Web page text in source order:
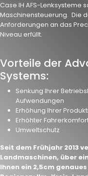
Case IH AFS-Lenksysteme
Maschinensteuerung. Die
Anforderungen an das
Niveau erfüllt.
Vorteile der
Systems:
Senkung Ihrer
Aufwendungen
Erhöhung Ihrer
Erhöhter
Umweltschutz
Seit dem Frühjahr 2013
Landmaschinen, über
Ihnen ein 2,5cm